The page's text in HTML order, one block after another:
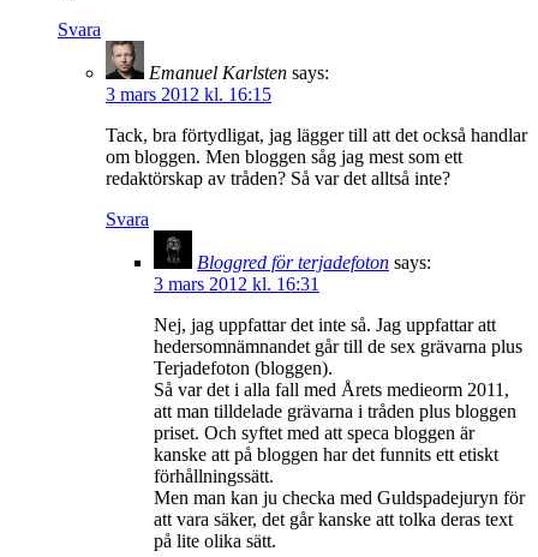
Svara
Emanuel Karlsten says:
3 mars 2012 kl. 16:15
Tack, bra förtydligat, jag lägger till att det också handlar
om bloggen. Men bloggen såg jag mest som ett
redaktörskap av tråden? Så var det alltså inte?
Svara
Bloggred för terjadefoton says:
3 mars 2012 kl. 16:31
Nej, jag uppfattar det inte så. Jag uppfattar att
hedersomnämnandet går till de sex grävarna plus
Terjadefoton (bloggen).
Så var det i alla fall med Årets medieorm 2011,
att man tilldelade grävarna i tråden plus bloggen
priset. Och syftet med att speca bloggen är
kanske att på bloggen har det funnits ett etiskt
förhållningssätt.
Men man kan ju checka med Guldspadejuryn för
att vara säker, det går kanske att tolka deras text
på lite olika sätt.